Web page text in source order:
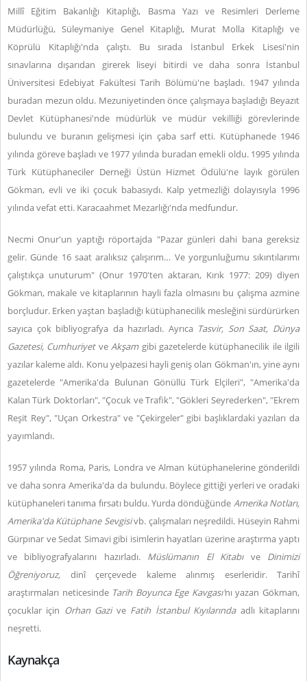
Millî Eğitim Bakanlığı Kitaplığı, Basma Yazı ve Resimleri Derleme
Müdürlüğü, Süleymaniye Genel Kitaplığı, Murat Molla Kitaplığı ve
Köprülü Kitaplığı'nda çalıştı. Bu sırada İstanbul Erkek Lisesi'nin
sınavlarına dışarıdan girerek liseyi bitirdi ve daha sonra İstanbul
Üniversitesi Edebiyat Fakültesi Tarih Bölümü'ne başladı. 1947 yılında
buradan mezun oldu. Mezuniyetinden önce çalışmaya başladığı Beyazıt
Devlet Kütüphanesi'nde müdürlük ve müdür vekilliği görevlerinde
bulundu ve buranın gelişmesi için çaba sarf etti. Kütüphanede 1946
yılında göreve başladı ve 1977 yılında buradan emekli oldu. 1995 yılında
Türk Kütüphaneciler Derneği Üstün Hizmet Ödülü'ne layık görülen
Gökman, evli ve iki çocuk babasıydı. Kalp yetmezliği dolayısıyla 1996
yılında vefat etti. Karacaahmet Mezarlığı'nda medfundur.
Necmi Onur'un yaptığı röportajda "Pazar günleri dahi bana gereksiz
gelir. Günde 16 saat aralıksız çalışırım… Ve yorgunluğumu sıkıntılarımı
çalıştıkça unuturum" (Onur 1970'ten aktaran, Kırık 1977: 209) diyen
Gökman, makale ve kitaplarının hayli fazla olmasını bu çalışma azmine
borçludur. Erken yaştan başladığı kütüphanecilik mesleğini sürdürürken
sayıca çok bibliyografya da hazırladı. Ayrıca Tasvir, Son Saat, Dünya
Gazetesi, CumhuriyetveAkşamgibi gazetelerde kütüphanecilik ile ilgili
yazılar kaleme aldı. Konu yelpazesi hayli geniş olan Gökman'ın, yine aynı
gazetelerde "Amerika'da Bulunan Gönüllü Türk Elçileri", "Amerika'da
Kalan Türk Doktorları", "Çocuk ve Trafik", "Gökleri Seyrederken", "Ekrem
Reşit Rey", "Uçan Orkestra" ve "Çekirgeler" gibi başlıklardaki yazıları da
yayımlandı.
1957 yılında Roma, Paris, Londra ve Alman kütüphanelerine gönderildi
ve daha sonra Amerika'da da bulundu. Böylece gittiği yerleri ve oradaki
kütüphaneleri tanıma fırsatı buldu. Yurda döndüğünde Amerika Notları,
Amerika'da Kütüphane Sevgisivb. çalışmaları neşredildi. Hüseyin Rahmi
Gürpınar ve Sedat Simavi gibi isimlerin hayatları üzerine araştırma yaptı
ve bibliyografyalarını hazırladı. Müslümanın El Kitabıve Dinimizi
Öğreniyoruz, dinî çerçevede kaleme alınmış eserleridir. Tarihî
araştırmaları neticesinde Tarih Boyunca Ege Kavgası'nı yazan Gökman,
çocuklar için Orhan Gazi ve Fatih İstanbul Kıyılarında adlı kitaplarını
neşretti.
Kaynakça